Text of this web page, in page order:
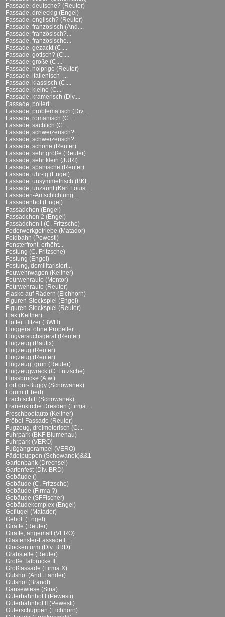
Fassade, deutsche? (Reuter)
Fassade, dreieckig (Engel)
Fassade, englisch? (Reuter)
Fassade, französisch (And....
Fassade, französisch?...
Fassade, französische...
Fassade, gezackt (C....
Fassade, gotisch? (C....
Fassade, große (C....
Fassade, holprige (Reuter)
Fassade, italienisch -...
Fassade, klassisch (C....
Fassade, kleine (C....
Fassade, kramerisch (Div....
Fassade, poliert...
Fassade, problematisch (Div....
Fassade, romanisch (C....
Fassade, sachlich (C....
Fassade, schweizerisch?...
Fassade, schweizerisch?...
Fassade, schöne (Reuter)
Fassade, sehr große (Reuter)
Fassade, sehr klein (JURI)
Fassade, spanische (Reuter)
Fassade, uhr-ig (Engel)
Fassade, unsymmetrisch (BKF...
Fassade, unzäunt (Karl Louis...
Fassaden-Aufschichtung...
Fassadenhof (Engel)
Fassädchen (Engel)
Fassädchen 2 (Engel)
Fassädchen I (C. Fritzsche)
Federwerkgetriebe (Matador)
Feldbahn (Pewesti)
Fensterfront, erhöht...
Festung (C. Fritzsche)
Festung (Engel)
Festung, demilitarisiert...
Feuwehrwagen (Kellner)
Feürwehrauto (Mentor)
Feürwehrauto (Reuter)
Fiasko auf Rädern (Eichhorn)
Figuren-Steckspiel (Engel)
Figuren-Steckspiel (Reuter)
Flak (Kellner)
Flotter Flitzer (BWH)
Fluggerät ohne Propeller...
Flugversuchsgerät (Reuter)
Flugzeug (Baufix)
Flugzeug (Reuter)
Flugzeug (Reuter)
Flugzeug, grün (Reuter)
Flugzeugwrack (C. Fritzsche)
Flussbrücke (A.w.)
ForFour-Buggy (Schowanek)
Forum (Ebert)
Frachtschiff (Schowanek)
Frauenkirche Dresden (Firma...
Froschbootauto (Kellner)
Fröbel-Fassade (Reuter)
Fugzeug, dreimotorisch (C....
Fuhrpark (BKF Blumenau)
Fuhrpark (VERO)
Fußgängerampel (VERO)
Fädelpuppen (Schowanek)&&1
Gartenbank (Drechsel)
Gartenfest (Div. BRD)
Gebäude ()
Gebäude (C. Fritzsche)
Gebäude (Firma ?)
Gebäude (SFFischer)
Gebäudekomplex (Engel)
Geflügel (Matador)
Gehöft (Engel)
Giraffe (Reuter)
Giraffe, angemalt (VERO)
Glasfenster-Fassade I...
Glockenturm (Div. BRD)
Grabstelle (Reuter)
Große Talbrücke II...
Großfassade (Firma X)
Gutshof (And. Länder)
Gutshof (Brandt)
Gänsewiese (Sina)
Güterbahnhof I (Pewesti)
Güterbahnhof II (Pewesti)
Güterschuppen (Eichhorn)